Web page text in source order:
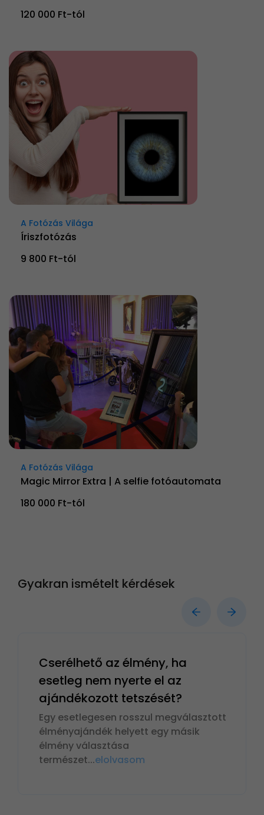
120 000 Ft-tól
A Fotózás Világa
Íriszfotózás
9 800 Ft-tól
A Fotózás Világa
Magic Mirror Extra | A selfie fotóautomata
180 000 Ft-tól
Gyakran ismételt kérdések
Cserélhető az élmény, ha
esetleg nem nyerte el az
ajándékozott tetszését?
Egy esetlegesen rosszul megválasztott
élményajándék helyett egy másik
élmény választása
természet...elolvasom